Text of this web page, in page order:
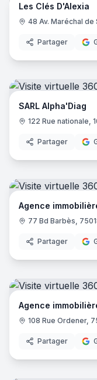
Les Clés D'Alexia
48 Av. Maréchal
Partager
SARL Alpha'Diag
122 Rue nationale,
Partager
Agence
77 Bd Barbès,
Partager
Agence
108 Rue Ordener,
Partager